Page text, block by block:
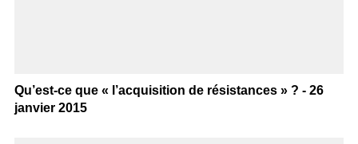
Qu’est-ce que « l’acquisition de résistances » ? - 26
janvier 2015